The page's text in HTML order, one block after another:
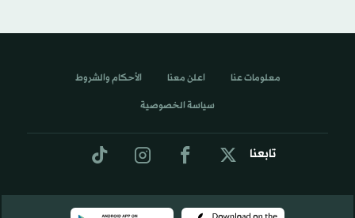
تابعنا
معلومات عنا اعلن معنا الأحكام والشروط
سياسة الخصوصية